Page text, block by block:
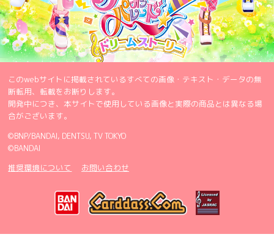
このwebサイトに掲載されているすべての画像・テキスト・データの無
断転用、転載をお断りします。
開発中につき、本サイトで使用している画像と実際の商品とは異なる場
合がございます。
©BNP/BANDAI, DENTSU, TV TOKYO
©BANDAI
推奨環境について
お問い合わせ